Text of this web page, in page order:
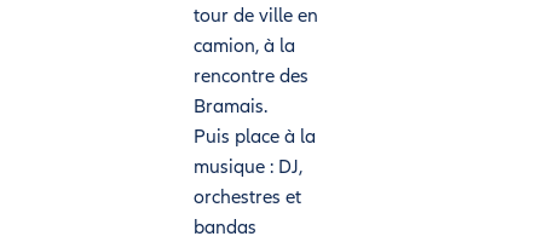
tour de ville en
camion, à la
rencontre des
Bramais.
Puis place à la
musique : DJ,
orchestres et
bandas